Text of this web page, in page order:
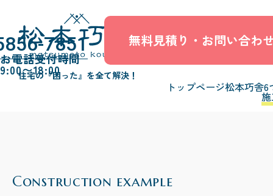
住宅の『困った』を全て解決！
無料見積り・お問い合わ
トップページ松本巧舎6
7851
お電話受付時間
9:00〜18:00
Construction example